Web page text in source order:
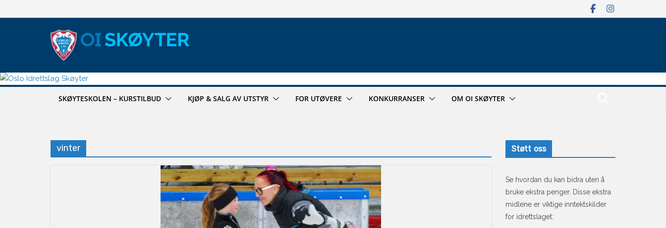
til
SKØYTESKOLEN – KURSTILBUD KJØP & SALG AV UTSTYR FOR UTØVERE KONKURRANSER OM OI SKØYTER
vinter Støtt oss
Se hvordan du kan bidra uten å
bruke ekstra penger. Disse ekstra
midlene er viktige inntektskilder
for idrettslaget: